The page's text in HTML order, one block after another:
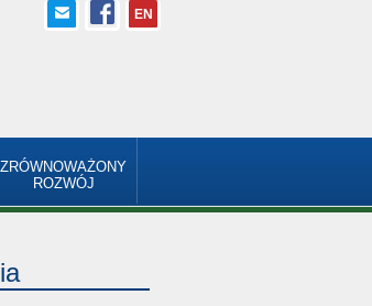
EN
ZRÓWNOWAŻONY
ROZWÓJ